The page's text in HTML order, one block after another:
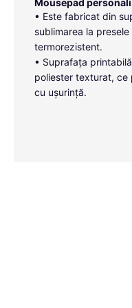
Mousepad
• Este fabricat din
sublimarea la
termorezistent.
• Suprafața
poliester texturat, ce
cu ușurință.